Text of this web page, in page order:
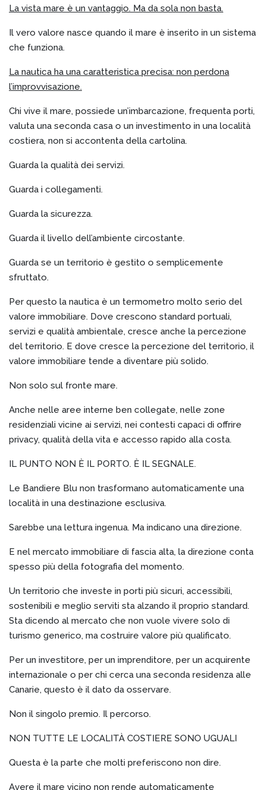
La vista mare è un vantaggio. Ma da sola non basta.
Il vero valore nasce quando il mare è inserito in un sistema
che funziona.
La nautica ha una caratteristica precisa: non perdona
l’improvvisazione.
Chi vive il mare, possiede un’imbarcazione, frequenta porti,
valuta una seconda casa o un investimento in una località
costiera, non si accontenta della cartolina.
Guarda la qualità dei servizi.
Guarda i collegamenti.
Guarda la sicurezza.
Guarda il livello dell’ambiente circostante.
Guarda se un territorio è gestito o semplicemente
sfruttato.
Per questo la nautica è un termometro molto serio del
valore immobiliare. Dove crescono standard portuali,
servizi e qualità ambientale, cresce anche la percezione
del territorio. E dove cresce la percezione del territorio, il
valore immobiliare tende a diventare più solido.
Non solo sul fronte mare.
Anche nelle aree interne ben collegate, nelle zone
residenziali vicine ai servizi, nei contesti capaci di offrire
privacy, qualità della vita e accesso rapido alla costa.
IL PUNTO NON È IL PORTO. È IL SEGNALE.
Le Bandiere Blu non trasformano automaticamente una
località in una destinazione esclusiva.
Sarebbe una lettura ingenua. Ma indicano una direzione.
E nel mercato immobiliare di fascia alta, la direzione conta
spesso più della fotografia del momento.
Un territorio che investe in porti più sicuri, accessibili,
sostenibili e meglio serviti sta alzando il proprio standard.
Sta dicendo al mercato che non vuole vivere solo di
turismo generico, ma costruire valore più qualificato.
Per un investitore, per un imprenditore, per un acquirente
internazionale o per chi cerca una seconda residenza alle
Canarie, questo è il dato da osservare.
Non il singolo premio. Il percorso.
NON TUTTE LE LOCALITÀ COSTIERE SONO UGUALI
Questa è la parte che molti preferiscono non dire.
Avere il mare vicino non rende automaticamente